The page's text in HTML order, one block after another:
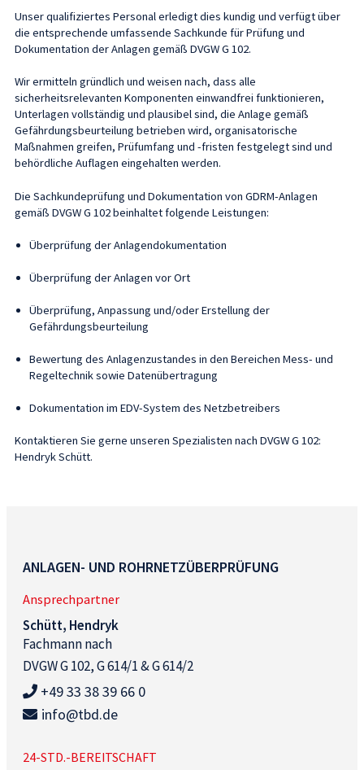
Unser qualifiziertes Personal erledigt dies kundig und verfügt über
die entsprechende umfassende Sachkunde für Prüfung und
Dokumentation der Anlagen gemäß DVGW G 102.
Wir ermitteln gründlich und weisen nach, dass alle
sicherheitsrelevanten Komponenten einwandfrei funktionieren,
Unterlagen vollständig und plausibel sind, die Anlage gemäß
Gefährdungsbeurteilung betrieben wird, organisatorische
Maßnahmen greifen, Prüfumfang und -fristen festgelegt sind und
behördliche Auflagen eingehalten werden.
Die Sachkundeprüfung und Dokumentation von GDRM-Anlagen
gemäß DVGW G 102 beinhaltet folgende Leistungen:
Überprüfung der Anlagendokumentation
Überprüfung der Anlagen vor Ort
Überprüfung, Anpassung und/oder Erstellung der
Gefährdungsbeurteilung
Bewertung des Anlagenzustandes in den Bereichen Mess- und
Regeltechnik sowie Datenübertragung
Dokumentation im EDV-System des Netzbetreibers
Kontaktieren Sie gerne unseren Spezialisten nach DVGW G 102:
Hendryk Schütt.
ANLAGEN- UND ROHRNETZÜBERPRÜFUNG
Ansprechpartner
Schütt, Hendryk
Fachmann nach
DVGW G 102, G 614/1 & G 614/2
+49 33 38 39 66 0
info@tbd.de
24-STD.-BEREITSCHAFT